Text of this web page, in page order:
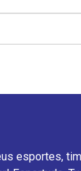
esportes,